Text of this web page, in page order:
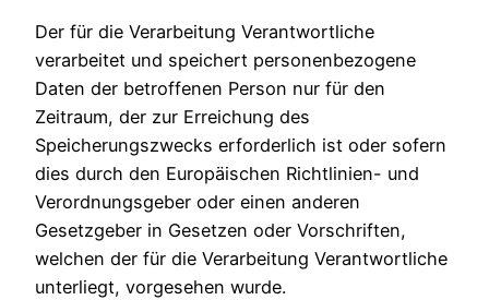
Der für die Verarbeitung Verantwortliche
verarbeitet und speichert personenbezogene
Daten der betroffenen Person nur für den
Zeitraum, der zur Erreichung des
Speicherungszwecks erforderlich ist oder sofern
dies durch den Europäischen Richtlinien- und
Verordnungsgeber oder einen anderen
Gesetzgeber in Gesetzen oder Vorschriften,
welchen der für die Verarbeitung Verantwortliche
unterliegt, vorgesehen wurde.